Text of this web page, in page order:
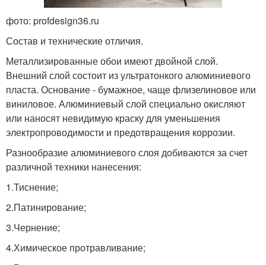
фото: profdesign36.ru
Состав и технические отличия.
Металлизированные обои имеют двойной слой.
Внешний слой состоит из ультратонкого алюминиевого
пласта. Основание - бумажное, чаще флизелиновое или
виниловое. Алюминиевый слой специально окисляют
или наносят невидимую краску для уменьшения
электропроводимости и предотвращения коррозии.
Разнообразие алюминиевого слоя добиваются за счет
различной техники нанесения:
1.Тиснение;
2.Патинирование;
3.Чернение;
4.Химическое протравливание;